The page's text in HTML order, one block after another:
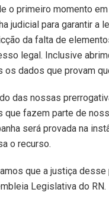
o primeiro momento
judicial para garantir a
da falta de
legal. Inclusive
os dados que provam
das nossas
que fazem parte de
será provada na
o recurso.
que a justiça
Legislativa do RN.